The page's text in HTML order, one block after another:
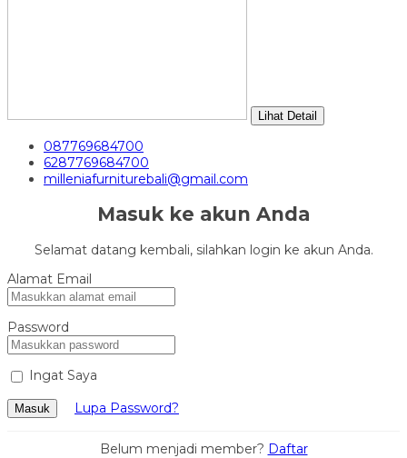
Lihat Detail
087769684700
6287769684700
milleniafurniturebali@gmail.com
Masuk ke akun Anda
Selamat datang kembali, silahkan login ke akun Anda.
Alamat Email
Password
Ingat Saya
Masuk Lupa Password?
Belum menjadi member? Daftar